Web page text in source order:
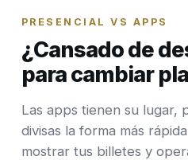
PRESENCIAL VS APPS
¿Cansado de
para cambiar
Las apps tienen su lugar,
divisas la forma más
mostrar tus billetes y